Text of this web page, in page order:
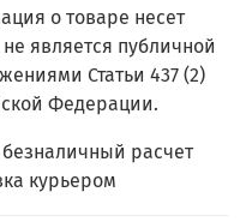
о товаре несет
является публичной
Статьи 437 (2)
Федерации.
расчет
курьером